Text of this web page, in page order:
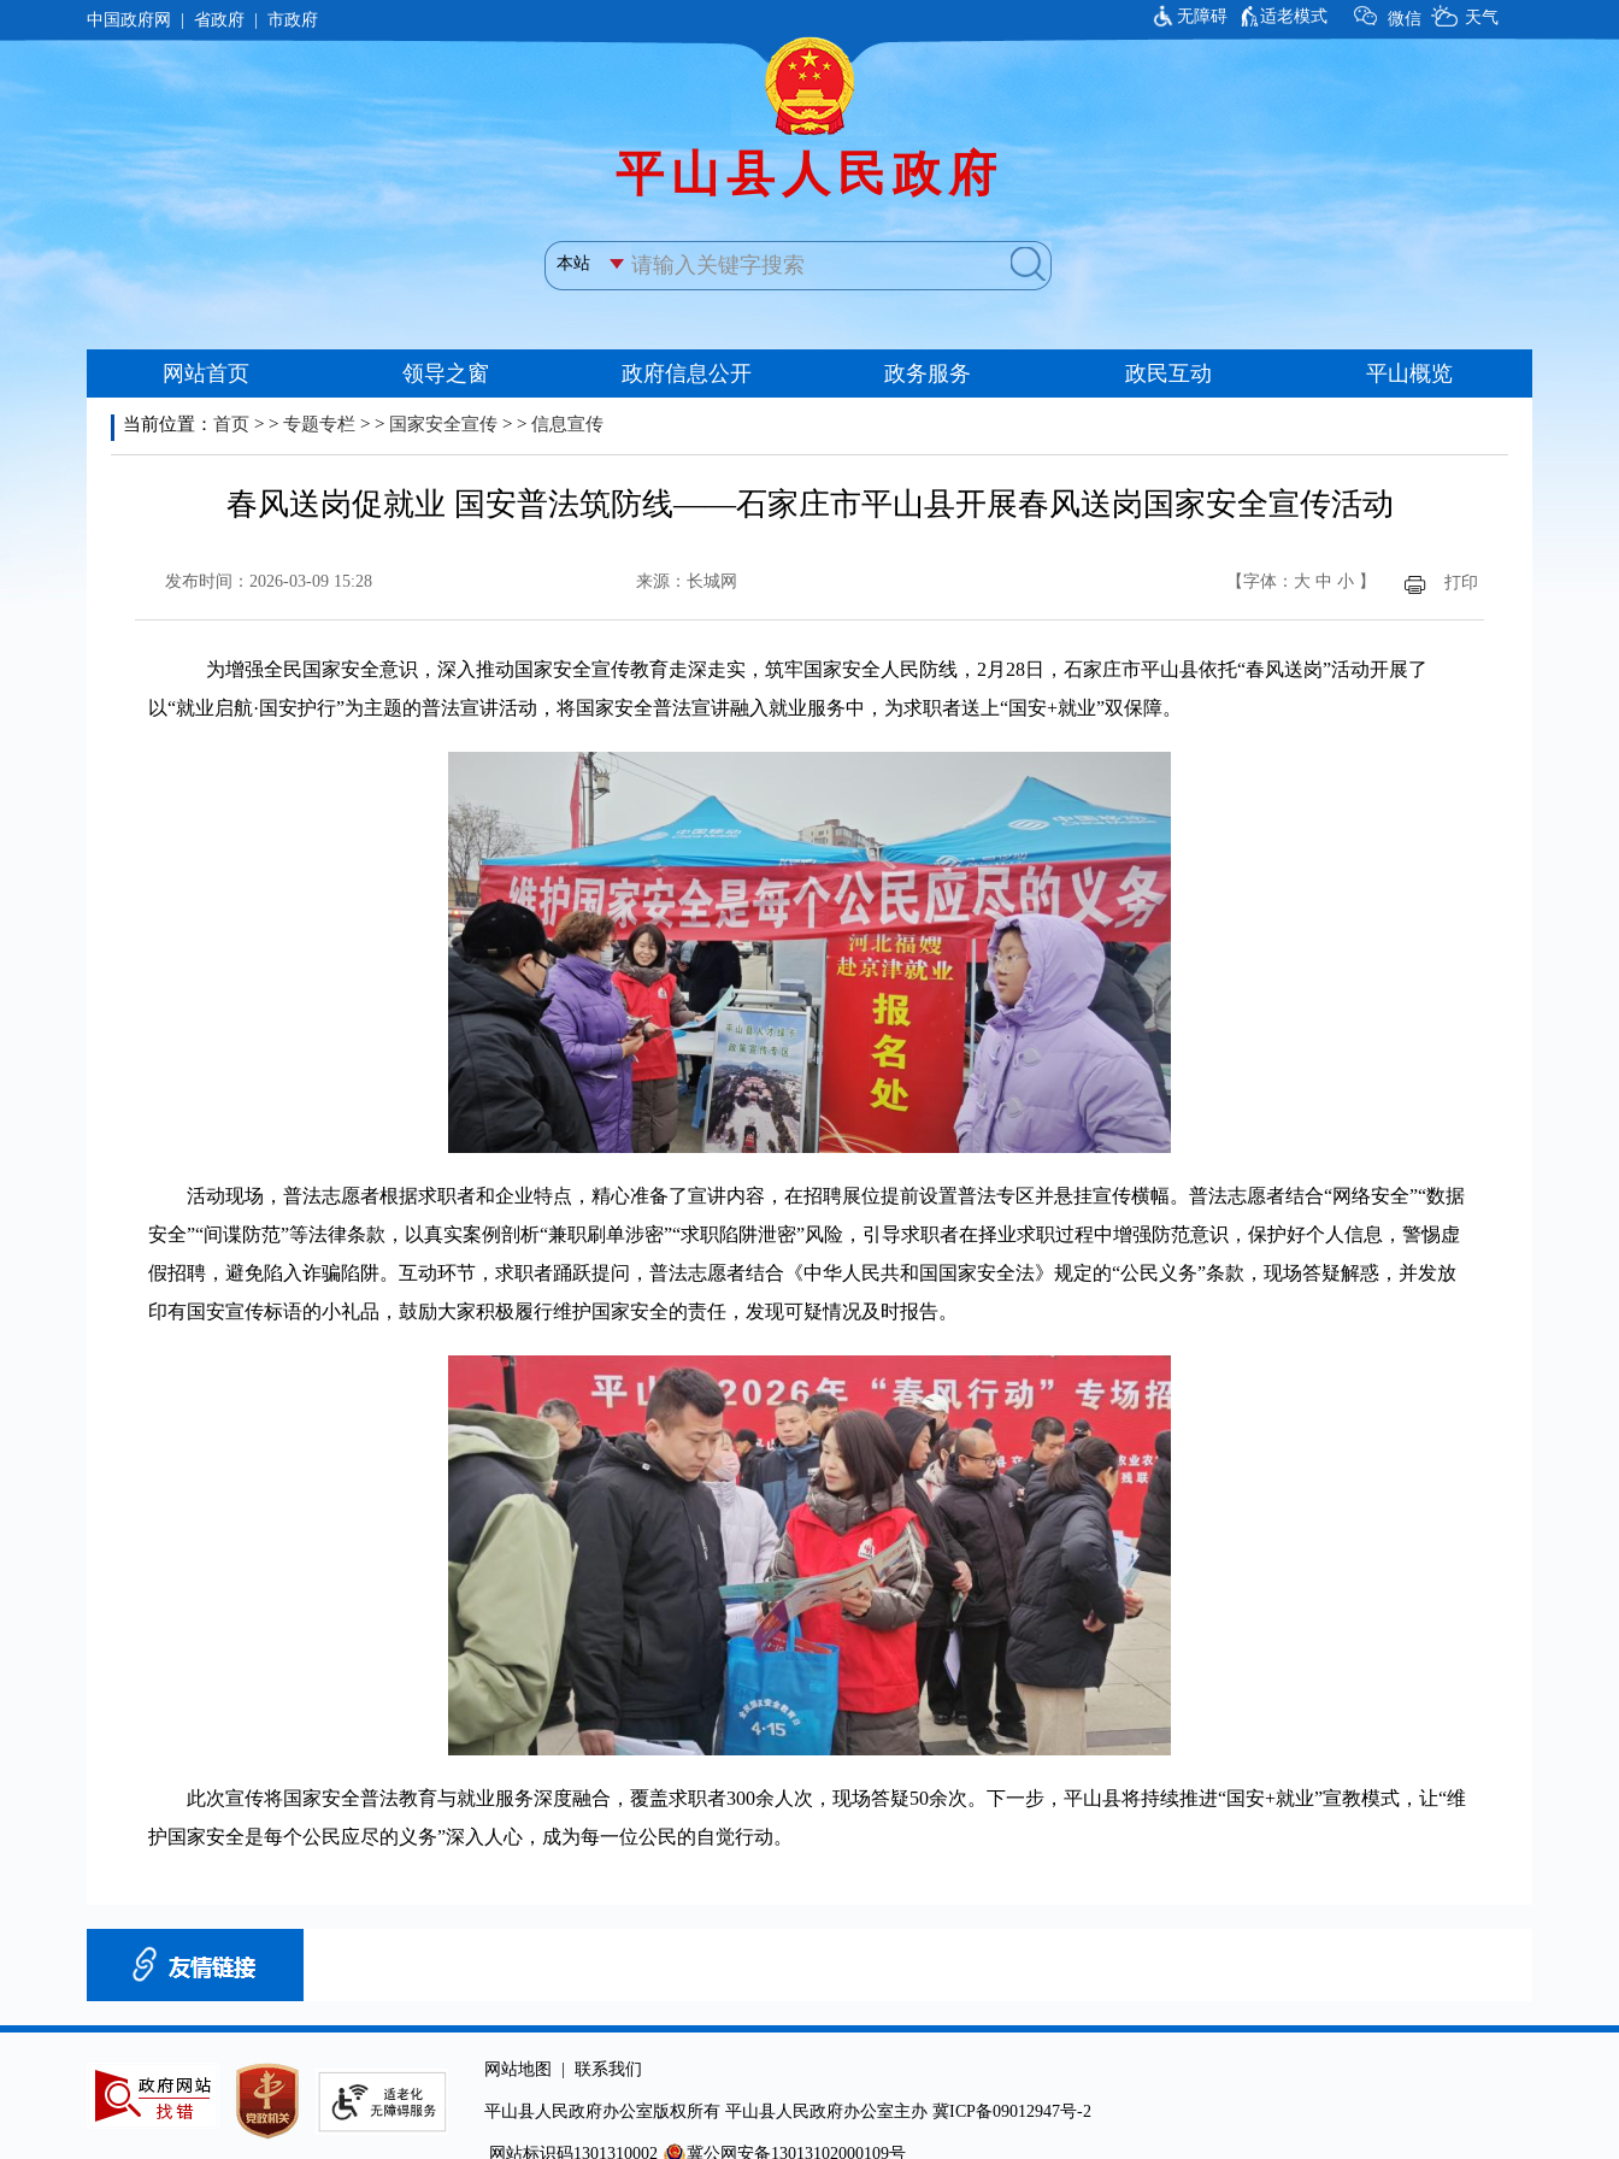
无障碍 适老模式
当前位置： 首页 > > 专题专栏 > > 国家安全宣传 > > 信息宣传
春风送岗促就业 国安普法筑防线——石家庄市平山县开展春风送岗国家安全宣传活动
发布时间：2026-03-09 15:28 来源：长城网 【字体： 大 中 小 】 打印
为增强全民国家安全意识，深入推动国家安全宣传教育走深走实，筑牢国家安全人民防线，2月28日，石家庄市平山县依托“春风送岗”活动开展了
以“就业启航·国安护行”为主题的普法宣讲活动，将国家安全普法宣讲融入就业服务中，为求职者送上“国安+就业”双保障。
活动现场，普法志愿者根据求职者和企业特点，精心准备了宣讲内容，在招聘展位提前设置普法专区并悬挂宣传横幅。普法志愿者结合“网络安全”“数据
安全”“间谍防范”等法律条款，以真实案例剖析“兼职刷单涉密”“求职陷阱泄密”风险，引导求职者在择业求职过程中增强防范意识，保护好个人信息，警惕虚
假招聘，避免陷入诈骗陷阱。互动环节，求职者踊跃提问，普法志愿者结合《中华人民共和国国家安全法》规定的“公民义务”条款，现场答疑解惑，并发放
印有国安宣传标语的小礼品，鼓励大家积极履行维护国家安全的责任，发现可疑情况及时报告。
此次宣传将国家安全普法教育与就业服务深度融合，覆盖求职者300余人次，现场答疑50余次。下一步，平山县将持续推进“国安+就业”宣教模式，让“维
护国家安全是每个公民应尽的义务”深入人心，成为每一位公民的自觉行动。